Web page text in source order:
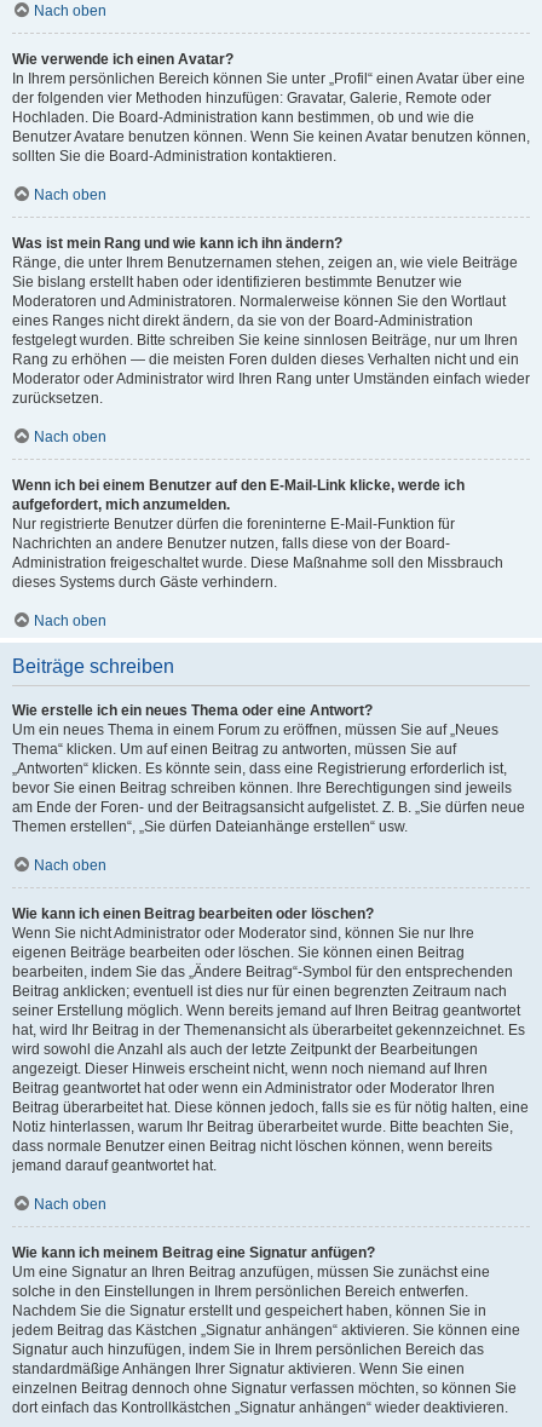
Nach oben
Wie verwende ich einen Avatar?
In Ihrem persönlichen Bereich können Sie unter „Profil“ einen Avatar über eine
der folgenden vier Methoden hinzufügen: Gravatar, Galerie, Remote oder
Hochladen. Die Board-Administration kann bestimmen, ob und wie die
Benutzer Avatare benutzen können. Wenn Sie keinen Avatar benutzen können,
sollten Sie die Board-Administration kontaktieren.
Nach oben
Was ist mein Rang und wie kann ich ihn ändern?
Ränge, die unter Ihrem Benutzernamen stehen, zeigen an, wie viele Beiträge
Sie bislang erstellt haben oder identifizieren bestimmte Benutzer wie
Moderatoren und Administratoren. Normalerweise können Sie den Wortlaut
eines Ranges nicht direkt ändern, da sie von der Board-Administration
festgelegt wurden. Bitte schreiben Sie keine sinnlosen Beiträge, nur um Ihren
Rang zu erhöhen — die meisten Foren dulden dieses Verhalten nicht und ein
Moderator oder Administrator wird Ihren Rang unter Umständen einfach wieder
zurücksetzen.
Nach oben
Wenn ich bei einem Benutzer auf den E-Mail-Link klicke, werde ich
aufgefordert, mich anzumelden.
Nur registrierte Benutzer dürfen die foreninterne E-Mail-Funktion für
Nachrichten an andere Benutzer nutzen, falls diese von der Board-
Administration freigeschaltet wurde. Diese Maßnahme soll den Missbrauch
dieses Systems durch Gäste verhindern.
Nach oben
Beiträge schreiben
Wie erstelle ich ein neues Thema oder eine Antwort?
Um ein neues Thema in einem Forum zu eröffnen, müssen Sie auf „Neues
Thema“ klicken. Um auf einen Beitrag zu antworten, müssen Sie auf
„Antworten“ klicken. Es könnte sein, dass eine Registrierung erforderlich ist,
bevor Sie einen Beitrag schreiben können. Ihre Berechtigungen sind jeweils
am Ende der Foren- und der Beitragsansicht aufgelistet. Z. B. „Sie dürfen neue
Themen erstellen“, „Sie dürfen Dateianhänge erstellen“ usw.
Nach oben
Wie kann ich einen Beitrag bearbeiten oder löschen?
Wenn Sie nicht Administrator oder Moderator sind, können Sie nur Ihre
eigenen Beiträge bearbeiten oder löschen. Sie können einen Beitrag
bearbeiten, indem Sie das „Ändere Beitrag“-Symbol für den entsprechenden
Beitrag anklicken; eventuell ist dies nur für einen begrenzten Zeitraum nach
seiner Erstellung möglich. Wenn bereits jemand auf Ihren Beitrag geantwortet
hat, wird Ihr Beitrag in der Themenansicht als überarbeitet gekennzeichnet. Es
wird sowohl die Anzahl als auch der letzte Zeitpunkt der Bearbeitungen
angezeigt. Dieser Hinweis erscheint nicht, wenn noch niemand auf Ihren
Beitrag geantwortet hat oder wenn ein Administrator oder Moderator Ihren
Beitrag überarbeitet hat. Diese können jedoch, falls sie es für nötig halten, eine
Notiz hinterlassen, warum Ihr Beitrag überarbeitet wurde. Bitte beachten Sie,
dass normale Benutzer einen Beitrag nicht löschen können, wenn bereits
jemand darauf geantwortet hat.
Nach oben
Wie kann ich meinem Beitrag eine Signatur anfügen?
Um eine Signatur an Ihren Beitrag anzufügen, müssen Sie zunächst eine
solche in den Einstellungen in Ihrem persönlichen Bereich entwerfen.
Nachdem Sie die Signatur erstellt und gespeichert haben, können Sie in
jedem Beitrag das Kästchen „Signatur anhängen“ aktivieren. Sie können eine
Signatur auch hinzufügen, indem Sie in Ihrem persönlichen Bereich das
standardmäßige Anhängen Ihrer Signatur aktivieren. Wenn Sie einen
einzelnen Beitrag dennoch ohne Signatur verfassen möchten, so können Sie
dort einfach das Kontrollkästchen „Signatur anhängen“ wieder deaktivieren.